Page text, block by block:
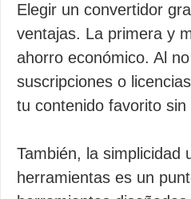
Elegir un convertidor
ventajas. La primera y
ahorro económico. Al
suscripciones o
tu contenido favorito sin
También, la simplicidad
herramientas es un